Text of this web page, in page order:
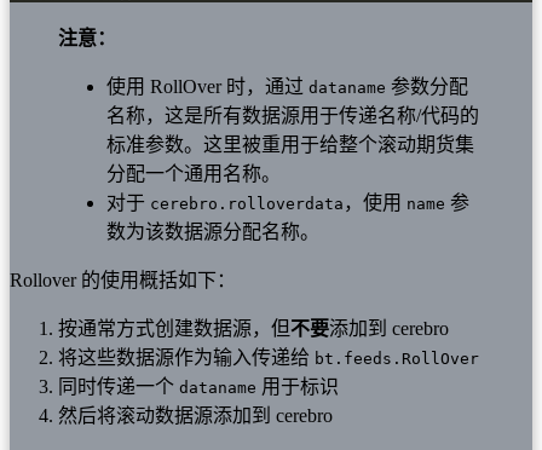
注意：
使用 RollOver 时，通过 dataname 参数分配
名称，这是所有数据源用于传递名称/代码的
标准参数。这里被重用于给整个滚动期货集
分配一个通用名称。
对于 cerebro.rolloverdata ，使用 name 参
数为该数据源分配名称。
Rollover 的使用概括如下：
按通常方式创建数据源，但不要添加到 cerebro
将这些数据源作为输入传递给 bt.feeds.RollOver
同时传递一个 dataname 用于标识
然后将滚动数据源添加到 cerebro